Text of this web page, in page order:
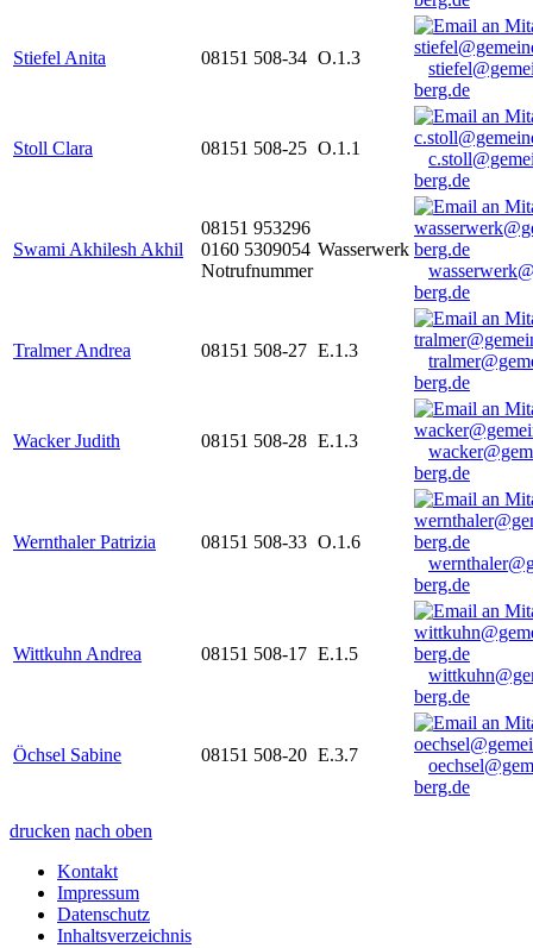
Stiefel Anita 08151 508-34 O.1.3
berg.de
Stoll Clara 08151 508-25 O.1.1
berg.de
Swami Akhilesh Akhil
08151 953296
0160 5309054
Notrufnummer
Wasserwerk
berg.de
Tralmer Andrea 08151 508-27 E.1.3
berg.de
Wacker Judith 08151 508-28 E.1.3
berg.de
Wernthaler Patrizia 08151 508-33 O.1.6
berg.de
Wittkuhn Andrea 08151 508-17 E.1.5
berg.de
Öchsel Sabine 08151 508-20 E.3.7
berg.de
drucken nach oben
Kontakt
Impressum
Datenschutz
Inhaltsverzeichnis